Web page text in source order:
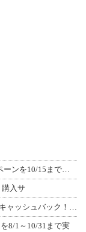
新型「RESO」インカム発売記念！ 下取りキャンペーンを10/15まで延長して開
購入サ
B+COM 最新モデル購入・下取りで最大9,000円をキャッシュバック！「B+F
8/1～10/31まで実